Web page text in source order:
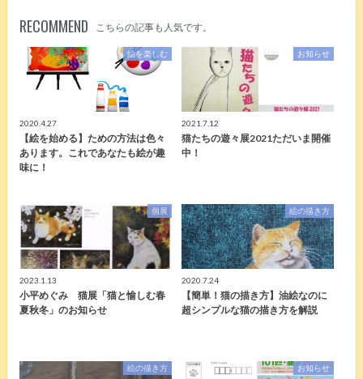
RECOMMEND こちらの記事も人気です。
絵を楽しむ
2020.4.27
【絵を始める】ための方法は色々
あります。これであなたも絵が趣
味に！
お知らせ
2021.7.12
猫たちの遊々展2021ただいま開催
中！
個展
2023.1.13
小平めぐみ 猫展「猫と愉しむ春
夏秋冬」のお知らせ
絵の描き方
2020.7.24
【簡単！猫の描き方】油絵なのに
超シンプルな猫の描き方を解説
絵の描き方 お知らせ